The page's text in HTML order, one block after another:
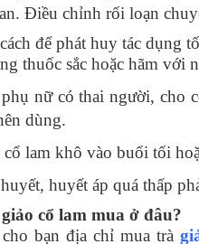
Điều chỉnh rối loạn
để phát huy tác dụng
thuốc sắc hoặc hãm với
nữ có thai người, cho
dùng.
lam khô vào buổi tối
huyết áp quá thấp
cổ lam mua ở đâu?
bạn địa chỉ mua trà